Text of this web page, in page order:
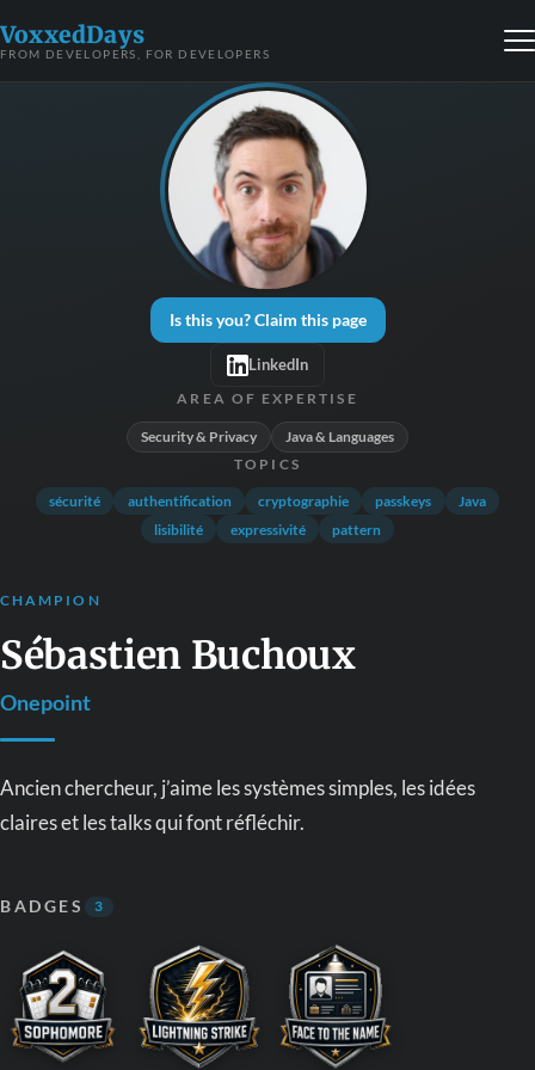
VoxxedDays
FROM DEVELOPERS, FOR DEVELOPERS
Is this you? Claim this page
LinkedIn
AREA OF EXPERTISE
Security & Privacy Java & Languages
TOPICS
sécurité authentification cryptographie passkeys
Java
lisibilité
expressivité pattern
CHAMPION
Sébastien Buchoux
Onepoint
Ancien chercheur, j’aime les systèmes simples, les idées
claires et les talks qui font réfléchir.
BADGES 3